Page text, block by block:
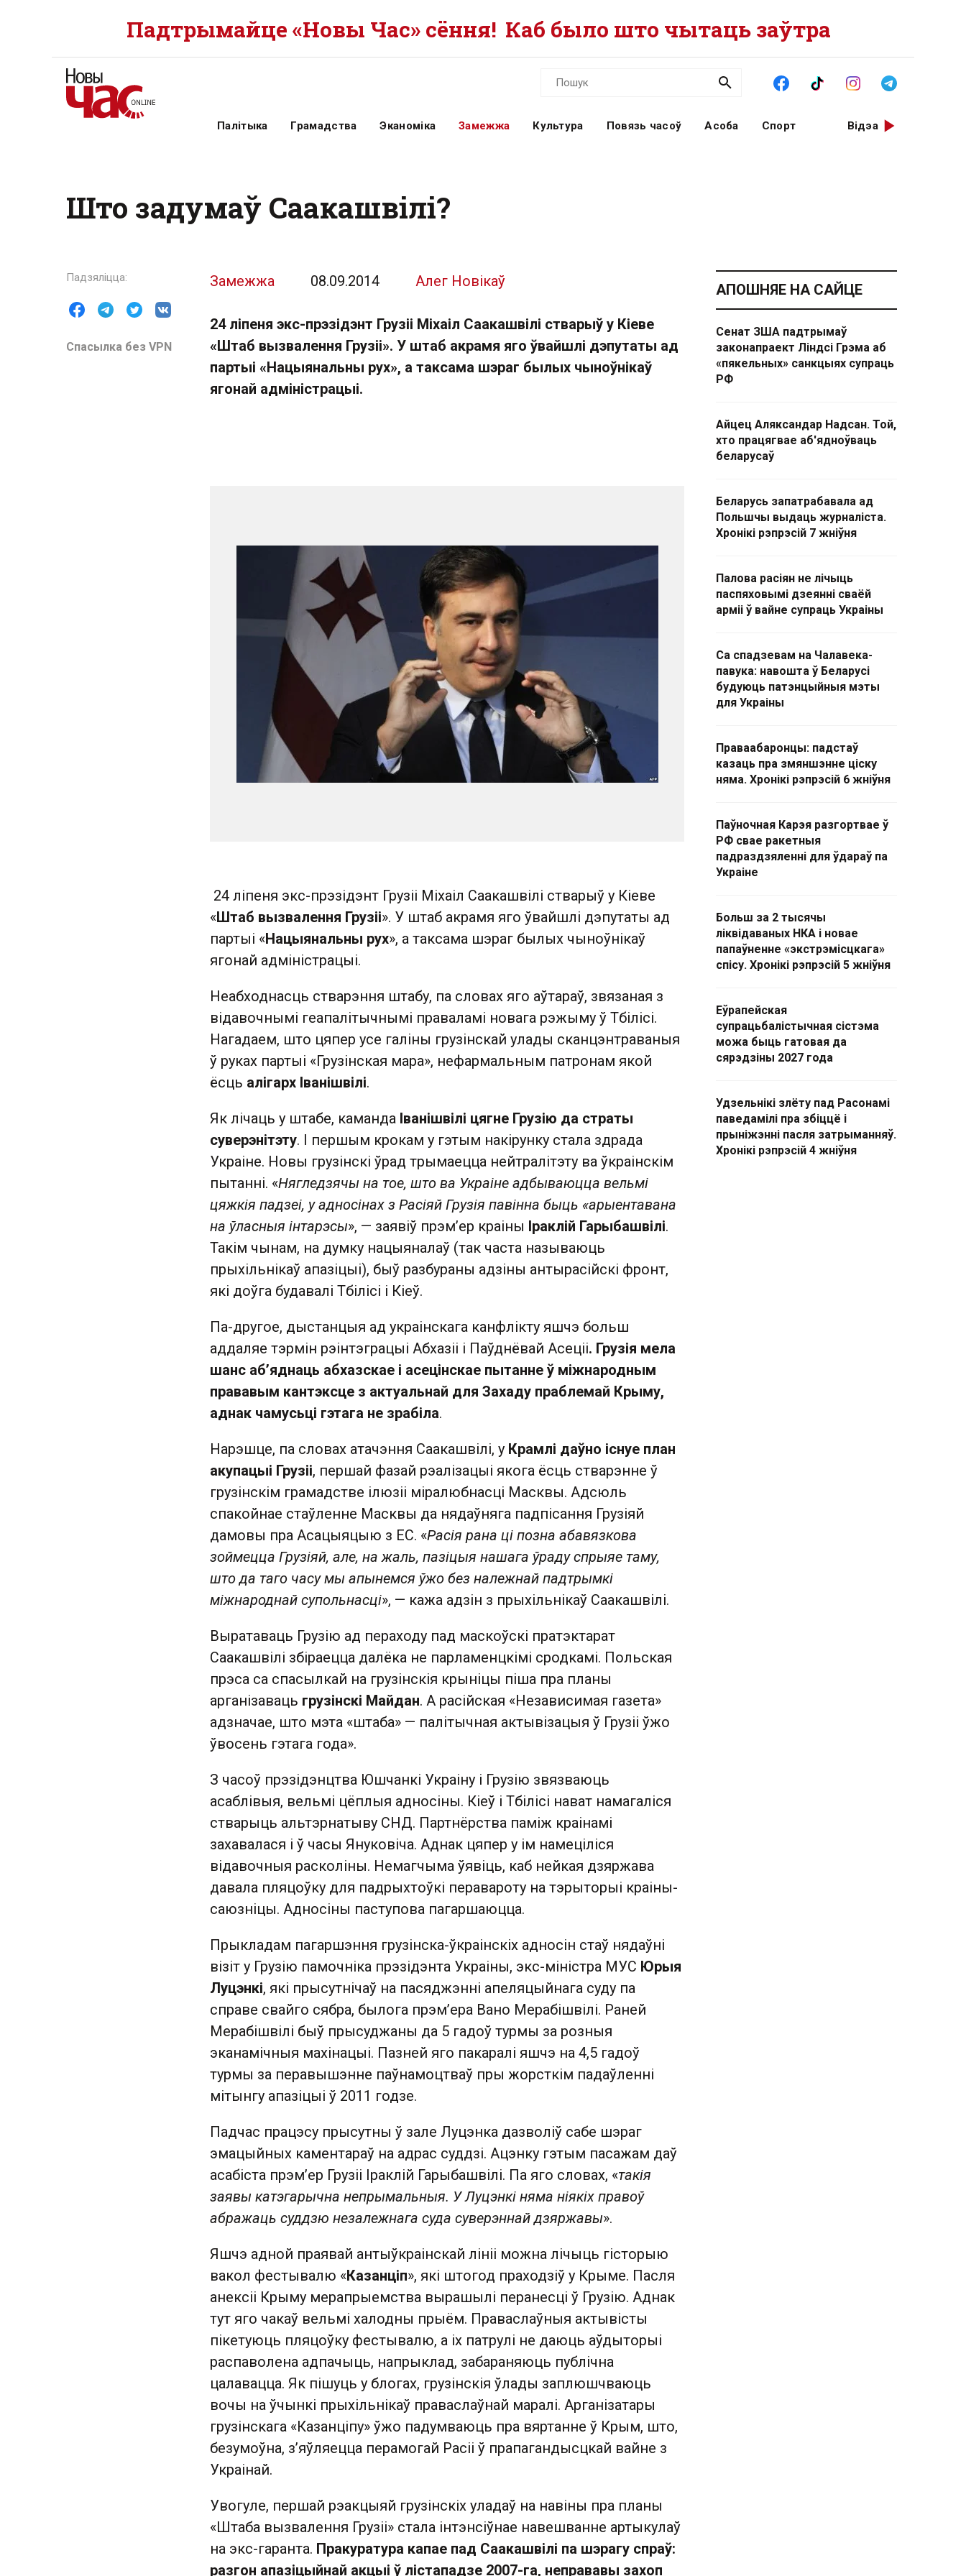
Падтрымайце «Новы Час» сёння! Каб было што чытаць заўтра
Палітыка Грамадства Эканоміка Замежжа Культура Повязь часоў Асоба Спорт Відэа
Што задумаў Саакашвілі?
Спасылка без VPN
Замежжа 08.09.2014 Алег Новікаў
24 ліпеня экс-прэзідэнт Грузіі Міхаіл Саакашвілі стварыў у Кіеве
«Штаб вызвалення Грузіі». У штаб акрамя яго ўвайшлі дэпутаты ад
партыі «Нацыянальны рух», а таксама шэраг былых чыноўнікаў
ягонай адміністрацыі.
24 ліпеня экс-прэзідэнт Грузіі Міхаіл Саакашвілі стварыў у Кіеве
«Штаб вызвалення Грузіі». У штаб акрамя яго ўвайшлі дэпутаты ад
партыі «Нацыянальны рух», а таксама шэраг былых чыноўнікаў
ягонай адміністрацыі.
Неабходнасць стварэння штабу, па словах яго аўтараў, звязаная з
відавочнымі геапалітычнымі праваламі новага рэжыму ў Тбілісі.
Нагадаем, што цяпер усе галіны грузінскай улады сканцэнтраваныя
ў руках партыі «Грузінская мара», нефармальным патронам якой
ёсць алігарх Іванішвілі.
Як лічаць у штабе, каманда Іванішвілі цягне Грузію да страты
суверэнітэту. І першым крокам у гэтым накірунку стала здрада
Украіне. Новы грузінскі ўрад трымаецца нейтралітэту ва ўкраінскім
пытанні. «Нягледзячы на тое, што ва Украіне адбываюцца вельмі
цяжкія падзеі, у адносінах з Расіяй Грузія павінна быць «арыентавана
на ўласныя інтарэсы», — заявіў прэм’ер краіны Іраклій Гарыбашвілі.
Такім чынам, на думку нацыяналаў (так часта называюць
прыхільнікаў апазіцыі), быў разбураны адзіны антырасійскі фронт,
які доўга будавалі Тбілісі і Кіеў.
Па-другое, дыстанцыя ад украінскага канфлікту яшчэ больш
аддаляе тэрмін рэінтэграцыі Абхазіі і Паўднёвай Асеціі. Грузія мела
шанс аб’яднаць абхазскае і асецінскае пытанне ў міжнародным
прававым кантэксце з актуальнай для Захаду праблемай Крыму,
аднак чамусьці гэтага не зрабіла.
Нарэшце, па словах атачэння Саакашвілі, у Крамлі даўно існуе план
акупацыі Грузіі, першай фазай рэалізацыі якога ёсць стварэнне ў
грузінскім грамадстве ілюзіі міралюбнасці Масквы. Адсюль
спакойнае стаўленне Масквы да нядаўняга падпісання Грузіяй
дамовы пра Асацыяцыю з ЕС. «Расія рана ці позна абавязкова
зоймецца Грузіяй, але, на жаль, пазіцыя нашага ўраду спрыяе таму,
што да таго часу мы апынемся ўжо без належнай падтрымкі
міжнароднай супольнасці», — кажа адзін з прыхільнікаў Саакашвілі.
Выратаваць Грузію ад пераходу пад маскоўскі пратэктарат
Саакашвілі збіраецца далёка не парламенцкімі сродкамі. Польская
прэса са спасылкай на грузінскія крыніцы піша пра планы
арганізаваць грузінскі Майдан. А расійская «Независимая газета»
адзначае, што мэта «штаба» — палітычная актывізацыя ў Грузіі ўжо
ўвосень гэтага года».
З часоў прэзідэнцтва Юшчанкі Украіну і Грузію звязваюць
асаблівыя, вельмі цёплыя адносіны. Кіеў і Тбілісі нават намагаліся
стварыць альтэрнатыву СНД. Партнёрства паміж краінамі
захавалася і ў часы Януковіча. Аднак цяпер у ім намеціліся
відавочныя расколіны. Немагчыма ўявіць, каб нейкая дзяржава
давала пляцоўку для падрыхтоўкі перавароту на тэрыторыі краіны-
саюзніцы. Адносіны паступова пагаршаюцца.
Прыкладам пагаршэння грузінска-ўкраінскіх адносін стаў нядаўні
візіт у Грузію памочніка прэзідэнта Украіны, экс-міністра МУС Юрыя
Луцэнкі, які прысутнічаў на пасяджэнні апеляцыйнага суду па
справе свайго сябра, былога прэм’ера Вано Мерабішвілі. Раней
Мерабішвілі быў прысуджаны да 5 гадоў турмы за розныя
эканамічныя махінацыі. Пазней яго пакаралі яшчэ на 4,5 гадоў
турмы за перавышэнне паўнамоцтваў пры жорсткім падаўленні
мітынгу апазіцыі ў 2011 годзе.
Падчас працэсу прысутны ў зале Луцэнка дазволіў сабе шэраг
эмацыйных каментараў на адрас суддзі. Ацэнку гэтым пасажам даў
асабіста прэм’ер Грузіі Іраклій Гарыбашвілі. Па яго словах, «такія
заявы катэгарычна непрымальныя. У Луцэнкі няма ніякіх правоў
абражаць суддзю незалежнага суда суверэннай дзяржавы».
Яшчэ адной праявай антыўкраінскай лініі можна лічыць гісторыю
вакол фестывалю «Казанціп», які штогод праходзіў у Крыме. Пасля
анексіі Крыму мерапрыемства вырашылі перанесці ў Грузію. Аднак
тут яго чакаў вельмі халодны прыём. Праваслаўныя актывісты
пікетуюць пляцоўку фестывалю, а іх патрулі не даюць аўдыторыі
распаволена адпачыць, напрыклад, забараняюць публічна
цалавацца. Як пішуць у блогах, грузінскія ўлады заплюшчваюць
вочы на ўчынкі прыхільнікаў праваслаўнай маралі. Арганізатары
грузінскага «Казанціпу» ўжо падумваюць пра вяртанне ў Крым, што,
безумоўна, з’яўляецца перамогай Расіі ў прапагандысцкай вайне з
Украінай.
Увогуле, першай рэакцыяй грузінскіх уладаў на навіны пра планы
«Штаба вызвалення Грузіі» стала інтэнсіўнае навешванне артыкулаў
на экс-гаранта. Пракуратура капае пад Саакашвілі па шэрагу спраў:
разгон апазіцыйнай акцыі ў лістападзе 2007-га, неправавы захоп
АПОШНЯЕ НА САЙЦЕ
Сенат ЗША падтрымаў
законапраект Ліндсі Грэма аб
«пякельных» санкцыях супраць
РФ
Айцец Аляксандар Надсан. Той,
хто працягвае аб'ядноўваць
беларусаў
Беларусь запатрабавала ад
Польшчы выдаць журналіста.
Хронікі рэпрэсій 7 жніўня
Палова расіян не лічыць
паспяховымі дзеянні сваёй
арміі ў вайне супраць Украіны
Са спадзевам на Чалавека-
павука: навошта ў Беларусі
будуюць патэнцыйныя мэты
для Украіны
Праваабаронцы: падстаў
казаць пра змяншэнне ціску
няма. Хронікі рэпрэсій 6 жніўня
Паўночная Карэя разгортвае ў
РФ свае ракетныя
падраздзяленні для ўдараў па
Украіне
Больш за 2 тысячы
ліквідаваных НКА і новае
папаўненне «экстрэмісцкага»
спісу. Хронікі рэпрэсій 5 жніўня
Еўрапейская
супрацьбалістычная сістэма
можа быць гатовая да
сярэдзіны 2027 года
Удзельнікі злёту пад Расонамі
паведамілі пра збіццё і
прыніжэнні пасля затрыманняў.
Хронікі рэпрэсій 4 жніўня